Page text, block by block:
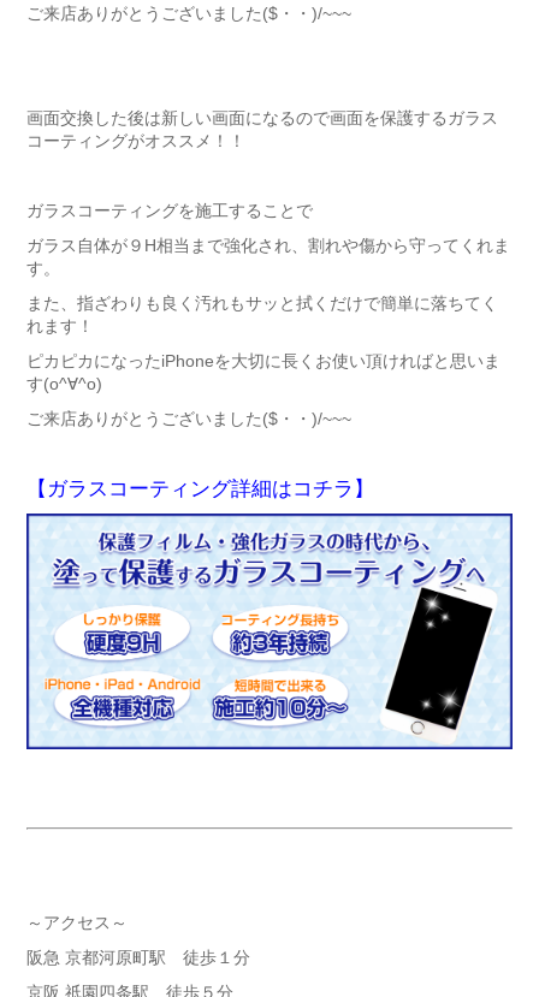
ご来店ありがとうございました($・・)/~~~
画面交換した後は新しい画面になるので画面を保護するガラス
コーティングがオススメ！！
ガラスコーティングを施工することで
ガラス自体が９H相当まで強化され、割れや傷から守ってくれま
す。
また、指ざわりも良く汚れもサッと拭くだけで簡単に落ちてく
れます！
ピカピカになったiPhoneを大切に長くお使い頂ければと思いま
す(o^∀^o)
ご来店ありがとうございました($・・)/~~~
【ガラスコーティング詳細はコチラ】
～アクセス～
阪急 京都河原町駅 徒歩１分
京阪 祇園四条駅 徒歩５分